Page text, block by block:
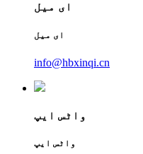
ای میل
ای میل
info@hbxinqi.cn
واٹس ایپ
واٹس ایپ